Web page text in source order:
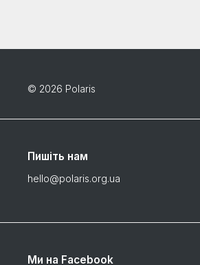
© 2026 Polaris
Пишіть нам
hello@polaris.org.ua
Ми на Facebook